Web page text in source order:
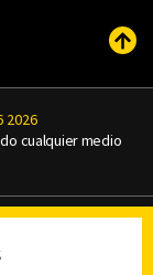
2026
cualquier medio